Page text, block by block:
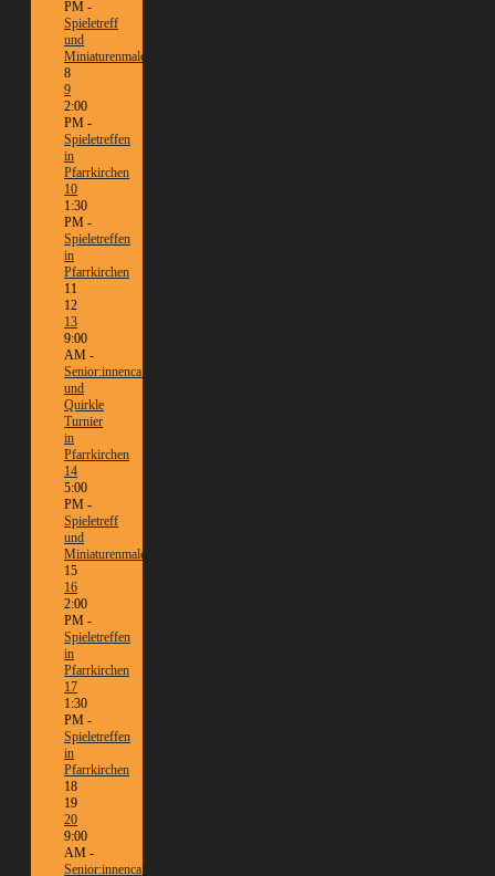
PM -
Spieletreff
und
Miniaturenmalen/Tabletop
8
9
2:00
PM -
Spieletreffen
in
Pfarrkirchen
10
1:30
PM -
Spieletreffen
in
Pfarrkirchen
11
12
13
9:00
AM -
Senior:innencafé
und
Quirkle
Turnier
in
Pfarrkirchen
14
5:00
PM -
Spieletreff
und
Miniaturenmalen/Tabletop
15
16
2:00
PM -
Spieletreffen
in
Pfarrkirchen
17
1:30
PM -
Spieletreffen
in
Pfarrkirchen
18
19
20
9:00
AM -
Senior:innencafé